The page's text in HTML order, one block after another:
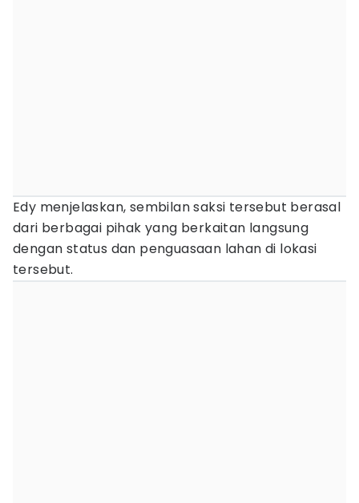
Edy menjelaskan, sembilan saksi tersebut berasal
dari berbagai pihak yang berkaitan langsung
dengan status dan penguasaan lahan di lokasi
tersebut.